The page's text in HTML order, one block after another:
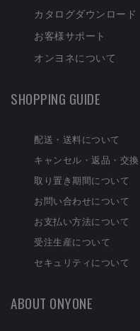
カタログダウンロード
お客様サポート
オンヨネについて
SHOPPING GUIDE
配送・送料について
キャンセル・返品・交換
取り置き期間について
お問い合わせについて
お支払い方法について
受注生産について
セキュリティについて
ABOUT ONYONE